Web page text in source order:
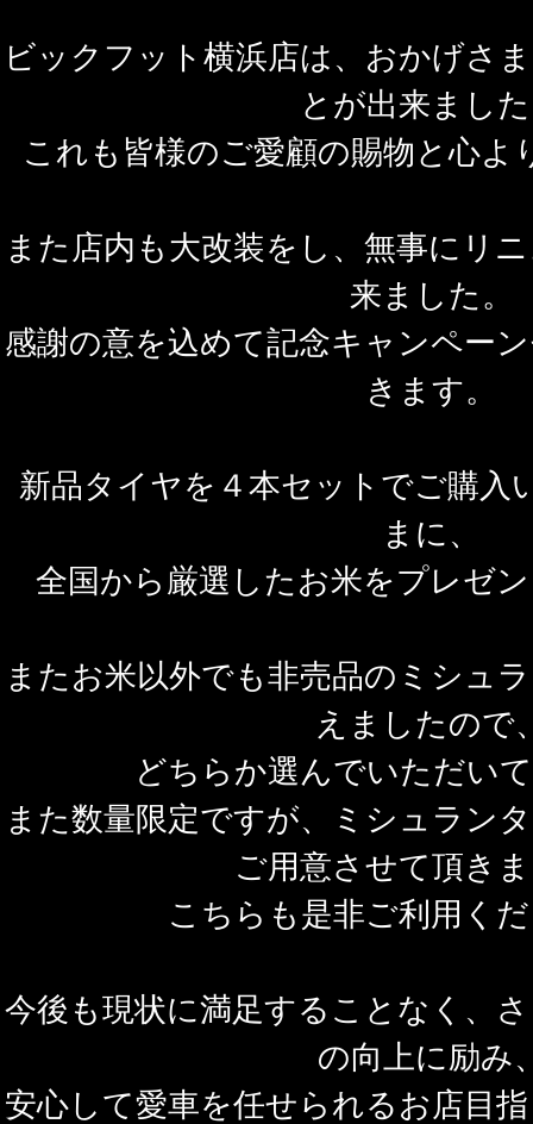
ビックフット横浜店は、おかげさ
とが出来まし
これも皆様のご愛顧の賜物と心よ
また店内も大改装をし、無事にリ
来ました。
感謝の意を込めて記念キャンペー
きます。
新品タイヤを４本セットでご購入
まに、
全国から厳選したお米をプレゼ
またお米以外でも非売品のミシュ
えましたので
どちらか選んでいただい
また数量限定ですが、ミシュラン
ご用意させて頂き
こちらも是非ご利用く
今後も現状に満足することなく、
の向上に励み
安心して愛車を任せられるお店目